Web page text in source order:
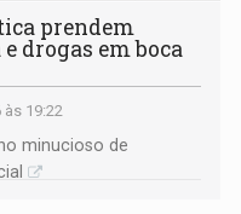
prendem
drogas em boca
19:22
minucioso de